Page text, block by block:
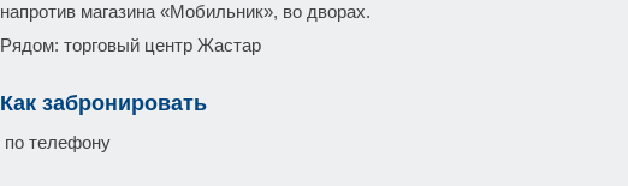
напротив магазина «Мобильник», во дворах.
Рядом: торговый центр Жастар
Как забронировать
по телефону